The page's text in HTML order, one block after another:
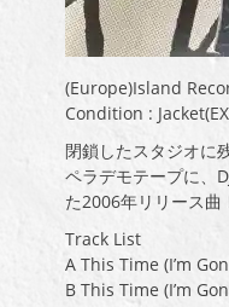
(Europe)Island
Condition :
閉鎖したスタジオに
ペラデモテープに、
た2006年リリース曲
Track List
A This Time (I’m
B This Time (I’m